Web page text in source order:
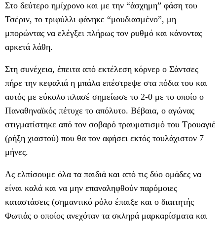
Στο δεύτερο ημίχρονο και με την “άσχημη” φάση του
Τσέριν, το τριφύλλι φάνηκε “μουδιασμένο”, μη
μπορώντας να ελέγξει πλήρως τον ρυθμό και κάνοντας
αρκετά λάθη.
Στη συνέχεια, έπειτα από εκτέλεση κόρνερ ο Σάντσες
πήρε την κεφαλιά η μπάλα επέστρεψε στα πόδια του και
αυτός με εύκολο πλασέ σημείωσε το 2-0 με το οποίο ο
Παναθηναϊκός πέτυχε το απόλυτο. Βέβαια, ο αγώνας
στιγματίστηκε από τον σοβαρό τραυματισμό του Τρουαγιέ
(ρήξη χιαστού) που θα τον αφήσει εκτός τουλάχιστον 7
μήνες.
Ας ελπίσουμε όλα τα παιδιά και από τις δύο ομάδες να
είναι καλά και να μην επαναληφθούν παρόμοιες
καταστάσεις (σημαντικό ρόλο έπαιξε και ο διαιτητής
Φωτιάς ο οποίος ανεχόταν τα σκληρά μαρκαρίσματα και